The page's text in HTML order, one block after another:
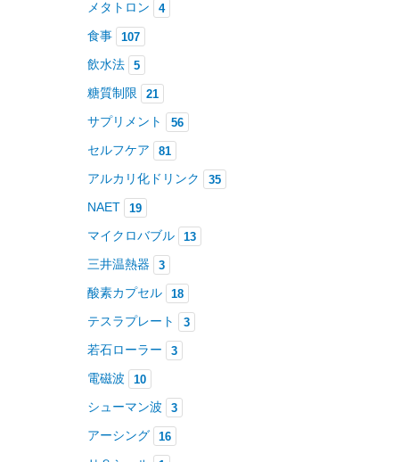
頑張る隊長！
させる方法
メタトロン 4
食事 107
飲水法 5
糖質制限 21
サプリメント 56
セルフケア 81
アルカリ化ドリンク 35
NAET 19
マイクロバブル 13
三井温熱器 3
酸素カプセル 18
テスラプレート 3
若石ローラー 3
電磁波 10
シューマン波 3
アーシング 16